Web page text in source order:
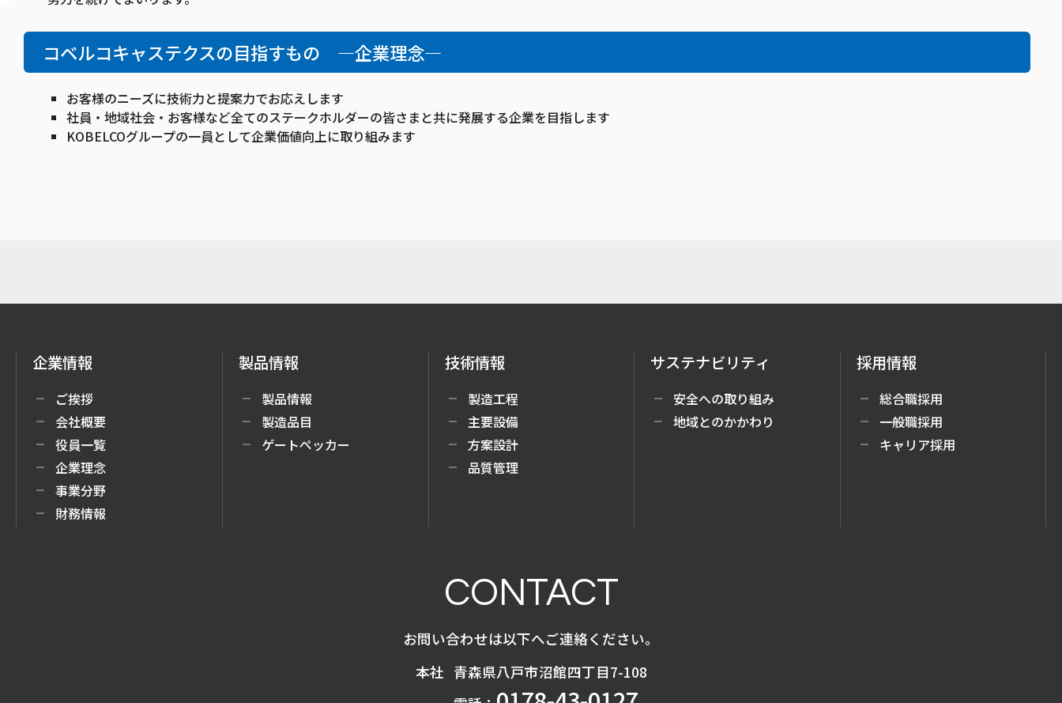
コベルコキャステクスの目指すもの —企業理念―
お客様のニーズに技術力と提案力でお応えします
社員・地域社会・お客様など全てのステークホルダーの皆さまと共に発展する企業を目指します
KOBELCOグループの一員として企業価値向上に取り組みます
企業情報
ご挨拶
会社概要
役員一覧
企業理念
事業分野
財務情報
製品情報
製品情報
製造品目
ゲートペッカー
技術情報
製造工程
主要設備
方案設計
品質管理
サステナビリティ
安全への取り組み
地域とのかかわり
採用情報
総合職採用
一般職採用
キャリア採用
CONTACT
お問い合わせは以下へご連絡ください。
本社 青森県八戸市沼館四丁目7-108